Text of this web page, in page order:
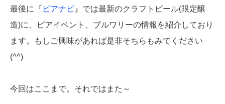
最後に『 ビアナビ 』では最新のクラフトビール(限定醸
造)に、ビアイベント、ブルワリーの情報を紹介しており
ます。もしご興味があれば是非そちらもみてください
(^^)
今回はここまで。それではまた～